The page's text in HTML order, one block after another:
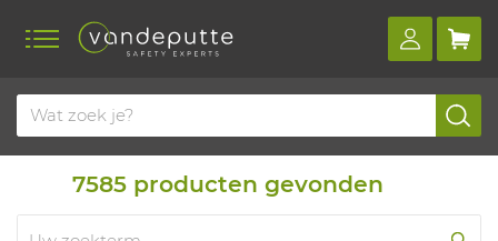
Home Producten
7585 producten gevonden